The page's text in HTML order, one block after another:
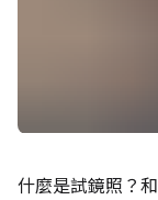
什麼是試鏡照？